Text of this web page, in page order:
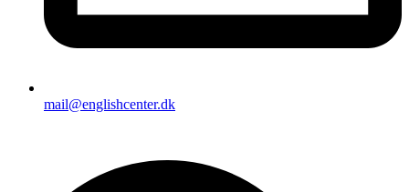
mail@englishcenter.dk